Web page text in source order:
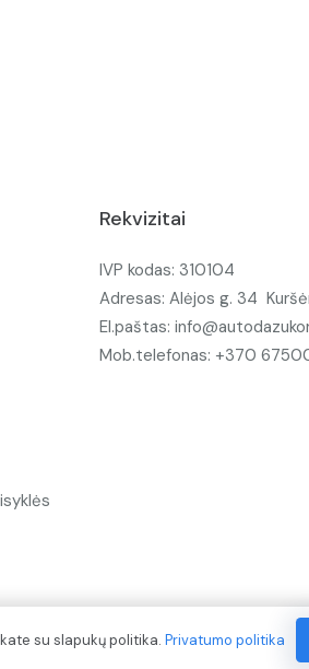
Rekvizitai
IVP kodas: 310104
Adresas: Alėjos g. 34
El.paštas:
Mob.telefonas: +370
su slapukų politika. Privatumo politika